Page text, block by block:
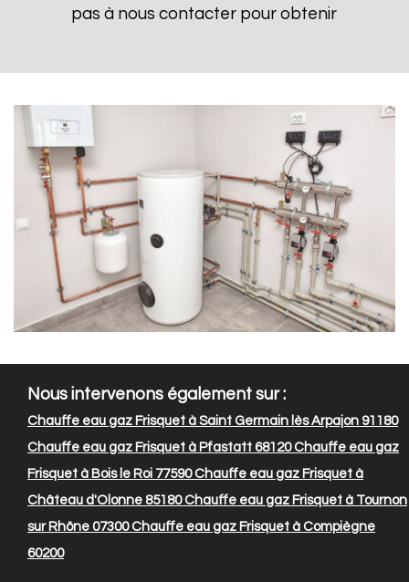
pas à nous contacter pour obtenir
Nous intervenons également sur :
Chauffe eau gaz Frisquet à Saint Germain lès Arpajon 91180
Chauffe eau gaz Frisquet à Pfastatt 68120Chauffe eau gaz
Frisquet à Bois le Roi 77590Chauffe eau gaz Frisquet à
Château d'Olonne 85180Chauffe eau gaz Frisquet à Tournon
sur Rhône 07300Chauffe eau gaz Frisquet à Compiègne
60200